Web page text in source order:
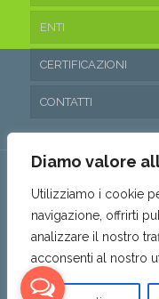
Diamo valore
Utilizziamo i cookie
navigazione, offrirti
analizzare il nostro
acconsenti al nostro
ENTI
CERTIFICAZIONI
CONTATTI
© 2016 Ecoteam Srl. •